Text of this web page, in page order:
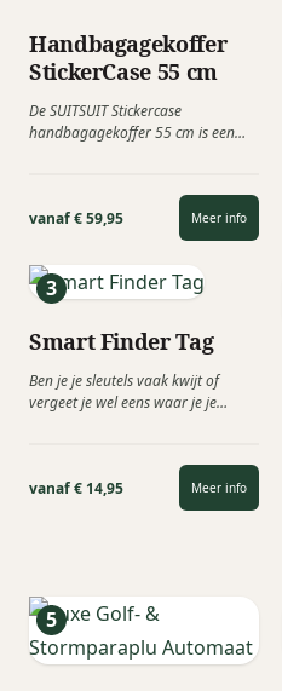
Handbagagekoffer
StickerCase 55 cm
De SUITSUIT Stickercase
handbagagekoffer 55 cm is een
vanaf € 59,95 Meer info
Smart Finder Tag
Ben je je sleutels vaak kwijt of
vergeet je wel eens waar je je
vanaf € 14,95 Meer info